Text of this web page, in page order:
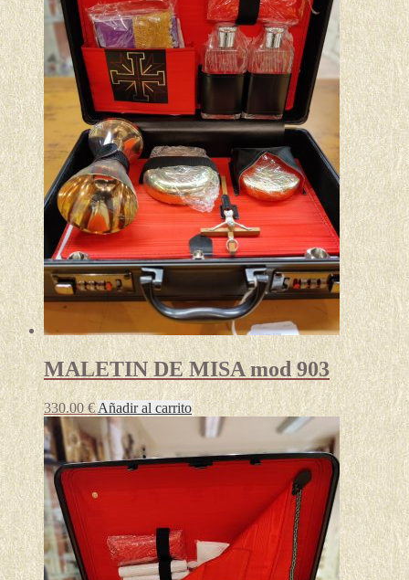
MALETIN DE MISA mod 903
330.00€ Añadir al carrito